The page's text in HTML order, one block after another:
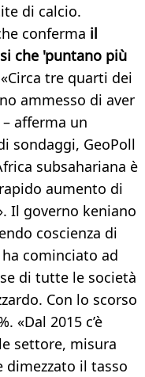
di calcio.
conferma il
che 'puntano più
tre quarti dei
ammesso di aver
afferma un
sondaggi, GeoPoll
subsahariana è
aumento di
Il governo keniano
coscienza di
cominciato ad
di tutte le società
Con lo scorso
«Dal 2015 c’è
settore, misura
dimezzato il tasso